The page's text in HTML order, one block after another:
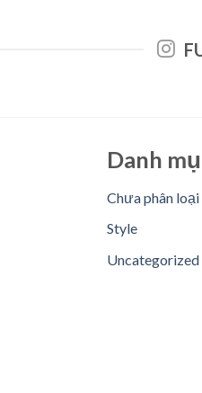
Danh
Chưa phân loại
Style
Uncategorized